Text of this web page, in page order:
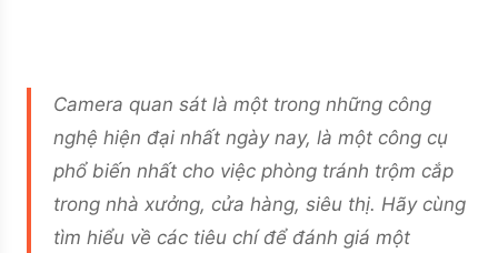
Camera quan sát là một trong những công
nghệ hiện đại nhất ngày nay, là một công cụ
phổ biến nhất cho việc phòng tránh trộm cắp
trong nhà xưởng, cửa hàng, siêu thị. Hãy cùng
tìm hiểu về các tiêu chí để đánh giá một